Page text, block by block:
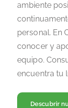
ambiente
personal. En
conocer y
equipo.
encuentra tu
Descubrir